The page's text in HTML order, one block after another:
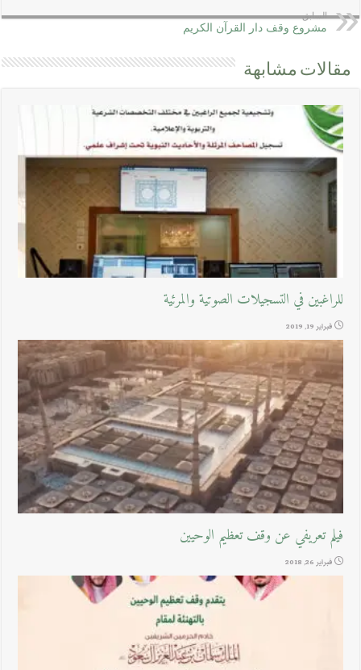
السابق
مشروع وقف دار القرآن الكريم
مقالات مشابهة
للراغبين في التسجيلات الصوتية والمرئية
فبراير 19, 2019
فيلم تعريفي عن وقف تعظيم الوحيين
فبراير 26, 2018